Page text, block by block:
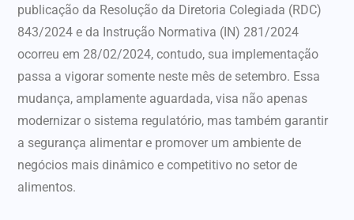
publicação da Resolução da Diretoria Colegiada (RDC)
843/2024 e da Instrução Normativa (IN) 281/2024
ocorreu em 28/02/2024, contudo, sua implementação
passa a vigorar somente neste mês de setembro. Essa
mudança, amplamente aguardada, visa não apenas
modernizar o sistema regulatório, mas também garantir
a segurança alimentar e promover um ambiente de
negócios mais dinâmico e competitivo no setor de
alimentos.